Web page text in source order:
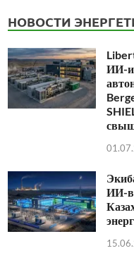
НОВОСТИ
ИИ-
ИИ-